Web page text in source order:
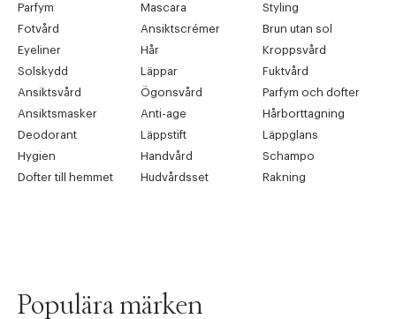
Parfym
Mascara
Styling
Fotvård
Ansiktscrémer
Brun utan sol
Eyeliner
Hår
Kroppsvård
Solskydd
Läppar
Fuktvård
Ansiktsvård
Ögonsvård
Parfym och dofter
Ansiktsmasker
Anti-age
Hårborttagning
Deodorant
Läppstift
Läppglans
Hygien
Handvård
Schampo
Dofter till hemmet
Hudvårdsset Rakning
Populära märken